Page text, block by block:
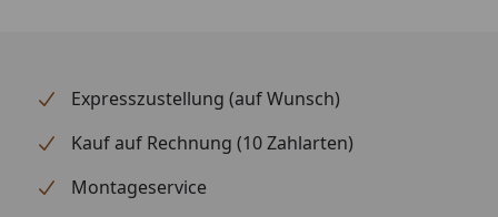
erhältlich
(siehe Reiter
Graf Garantia
Regenwasserbehälter Sunda
Graf Garantia
Expresszustellung (auf Wunsch)
Kauf auf Rechnung (10 Zahlarten)
Montageservice